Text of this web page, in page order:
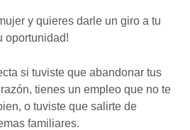
y quieres darle un giro a tu
oportunidad!
si tuviste que abandonar tus
tienes un empleo que no te
o tuviste que salirte de
familiares.